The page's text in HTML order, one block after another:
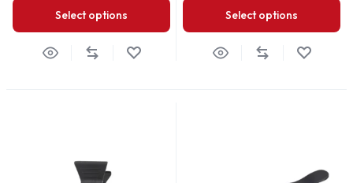
Select options Select options